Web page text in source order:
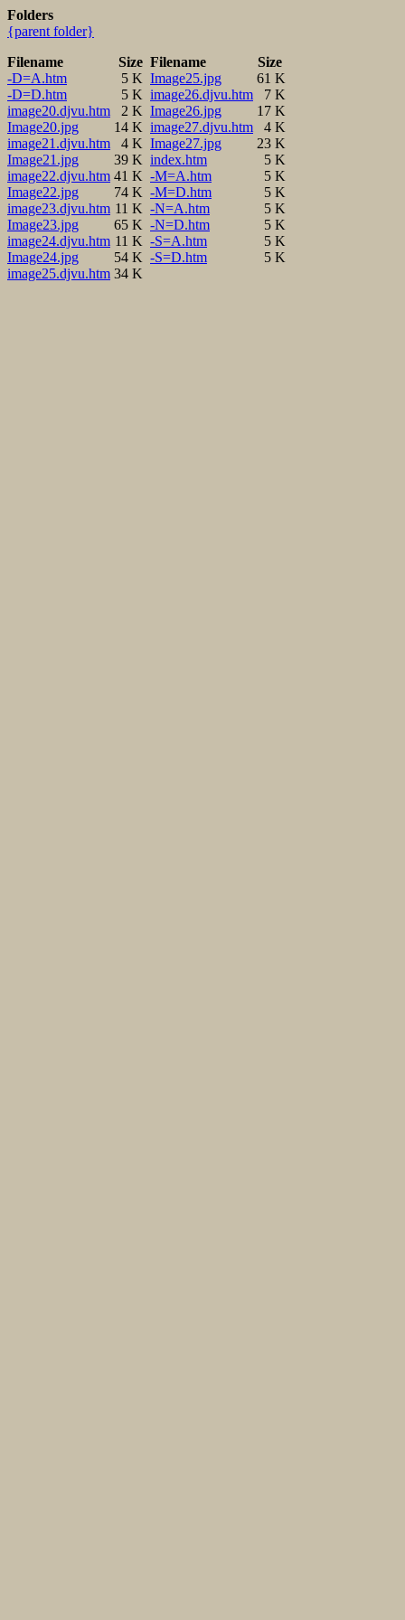
Folders
{parent folder}
Filename
Size Filename
Size
-D=A.htm
5 K Image25.jpg
61 K
-D=D.htm
5 K image26.djvu.htm
7 K
image20.djvu.htm
2 K Image26.jpg
17 K
Image20.jpg
14 K image27.djvu.htm
4 K
image21.djvu.htm
4 K Image27.jpg
23 K
Image21.jpg
39 K index.htm
5 K
image22.djvu.htm 41 K -M=A.htm
5 K
Image22.jpg
74 K -M=D.htm
5 K
image23.djvu.htm 11 K -N=A.htm
5 K
Image23.jpg
65 K -N=D.htm
5 K
image24.djvu.htm 11 K -S=A.htm
5 K
Image24.jpg
54 K -S=D.htm
5 K
image25.djvu.htm 34 K